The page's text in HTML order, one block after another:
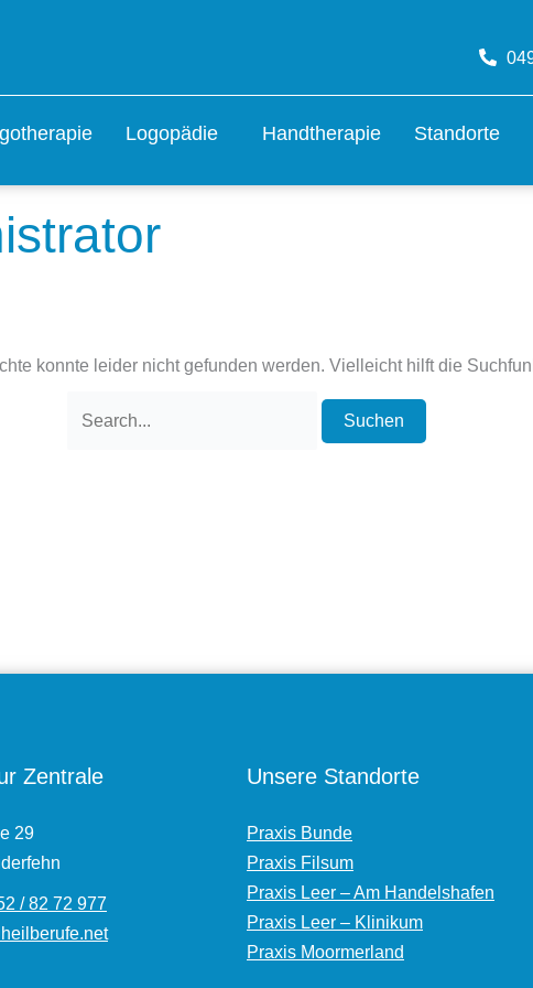
Logopädie Handtherapie Standorte
konnte leider nicht gefunden werden. Vielleicht hilft die
Zentrale
29
/ 82 72 977
Unsere Standorte
Praxis Bunde
Praxis Filsum
Praxis Leer – Am Handelshafen
Praxis Leer – Klinikum
Praxis Moormerland